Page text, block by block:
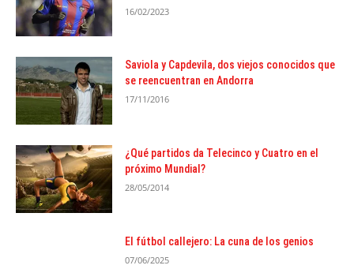
16/02/2023
Saviola y Capdevila, dos viejos conocidos que
se reencuentran en Andorra
17/11/2016
¿Qué partidos da Telecinco y Cuatro en el
próximo Mundial?
28/05/2014
El fútbol callejero: La cuna de los genios
07/06/2025